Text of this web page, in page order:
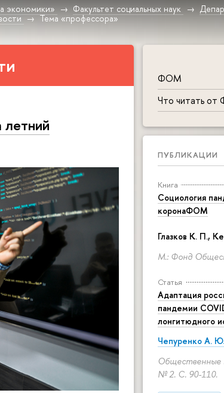
экономики» Факультет социальных наук
Тема «профессора»
ФОМ
Что читать
ПУБЛИКАЦИИ
Книга
Социология
коронаФОМ
Глазков К. П.,
М.: Фонд
Статья
Адаптация
пандемии
лонгитюдного
Чепуренко А. Ю.
Общественные
№ 2. С. 90-110.
летний